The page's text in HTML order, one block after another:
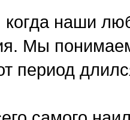
наши
Мы
период